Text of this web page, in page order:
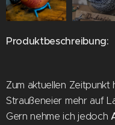
Produktbeschreibung:
Zum aktuellen
Straußeneier mehr auf
Gern nehme ich jedoch